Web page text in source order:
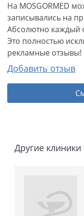
На MOSGORMED
записывались на
Абсолютно каждый
Это полностью
рекламные отзывы!
Добавить отзыв
Другие